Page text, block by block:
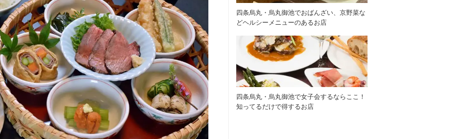
四条烏丸・烏丸御池でおばんざい、京野菜な
どヘルシーメニューのあるお店
四条烏丸・烏丸御池で女子会するならここ！
知ってるだけで得するお店